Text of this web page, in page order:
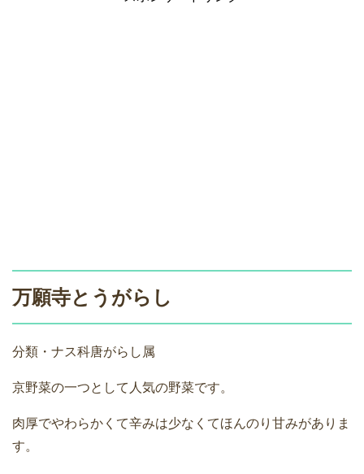
万願寺とうがらし
分類・ナス科唐がらし属
京野菜の一つとして人気の野菜です。
肉厚でやわらかくて辛みは少なくてほんのり甘みがありま
す。